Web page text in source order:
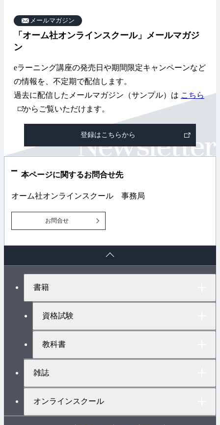
メールマガジン
「オーム社オンラインスクール」メールマガジ
ン
eラーニング講座の発売日や期間限定キャンペーンなど
の情報を、不定期で配信します。
過去に配信したメールマガジン（サンプル）は こちら
外
部
ン
からご覧いただけます。
登録はこちらから
本ページに関するお問合せ先
オーム社オンラインスクール 事務局
お問合せ
書籍
資格試験
教科書
雑誌
オンラインスクール